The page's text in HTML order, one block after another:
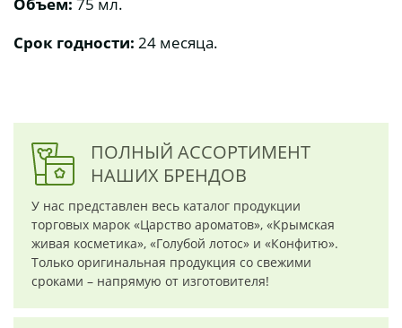
Объем: 75 мл.
Срок годности: 24 месяца.
ПОЛНЫЙ АССОРТИМЕНТ
НАШИХ БРЕНДОВ
У нас представлен весь каталог продукции
торговых марок «Царство ароматов», «Крымская
живая косметика», «Голубой лотос» и «Конфитю».
Только оригинальная продукция со свежими
сроками – напрямую от изготовителя!